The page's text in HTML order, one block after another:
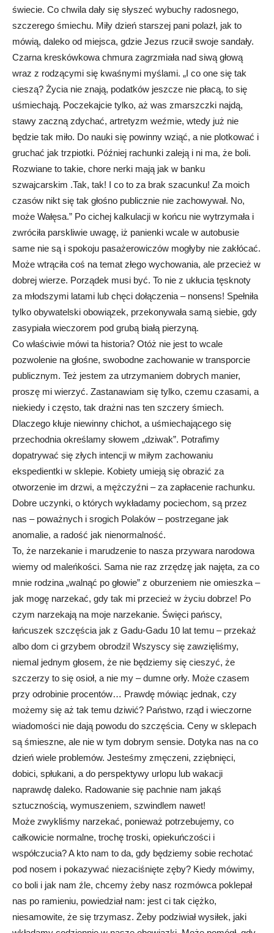
świecie. Co chwila dały się słyszeć wybuchy radosnego,
szczerego śmiechu. Miły dzień starszej pani polazł, jak to
mówią, daleko od miejsca, gdzie Jezus rzucił swoje sandały.
Czarna kreskówkowa chmura zagrzmiała nad siwą głową
wraz z rodzącymi się kwaśnymi myślami. „I co one się tak
cieszą? Życia nie znają, podatków jeszcze nie płacą, to się
uśmiechają. Poczekajcie tylko, aż was zmarszczki najdą,
stawy zaczną zdychać, artretyzm weźmie, wtedy już nie
będzie tak miło. Do nauki się powinny wziąć, a nie plotkować i
gruchać jak trzpiotki. Później rachunki zaleją i ni ma, że boli.
Rozwiane to takie, chore nerki mają jak w banku
szwajcarskim .Tak, tak! I co to za brak szacunku! Za moich
czasów nikt się tak głośno publicznie nie zachowywał. No,
może Wałęsa.” Po cichej kalkulacji w końcu nie wytrzymała i
zwróciła parskliwie uwagę, iż panienki wcale w autobusie
same nie są i spokoju pasażerowiczów mogłyby nie zakłócać.
Może wtrąciła coś na temat złego wychowania, ale przecież w
dobrej wierze. Porządek musi być. To nie z ukłucia tęsknoty
za młodszymi latami lub chęci dołączenia – nonsens! Spełniła
tylko obywatelski obowiązek, przekonywała samą siebie, gdy
zasypiała wieczorem pod grubą białą pierzyną.
Co właściwie mówi ta historia? Otóż nie jest to wcale
pozwolenie na głośne, swobodne zachowanie w transporcie
publicznym. Też jestem za utrzymaniem dobrych manier,
proszę mi wierzyć. Zastanawiam się tylko, czemu czasami, a
niekiedy i często, tak drażni nas ten szczery śmiech.
Dlaczego kłuje niewinny chichot, a uśmiechającego się
przechodnia określamy słowem „dziwak”. Potrafimy
dopatrywać się złych intencji w miłym zachowaniu
ekspedientki w sklepie. Kobiety umieją się obrazić za
otworzenie im drzwi, a mężczyźni – za zapłacenie rachunku.
Dobre uczynki, o których wykładamy pociechom, są przez
nas – poważnych i srogich Polaków – postrzegane jak
anomalie, a radość jak nienormalność.
To, że narzekanie i marudzenie to nasza przywara narodowa
wiemy od maleńkości. Sama nie raz zrzędzę jak najęta, za co
mnie rodzina „walnąć po głowie” z oburzeniem nie omieszka –
jak mogę narzekać, gdy tak mi przecież w życiu dobrze! Po
czym narzekają na moje narzekanie. Święci pańscy,
łańcuszek szczęścia jak z Gadu-Gadu 10 lat temu – przekaż
albo dom ci grzybem obrodzi! Wszyscy się zawzięliśmy,
niemal jednym głosem, że nie będziemy się cieszyć, że
szczerzy to się osioł, a nie my – dumne orły. Może czasem
przy odrobinie procentów… Prawdę mówiąc jednak, czy
możemy się aż tak temu dziwić? Państwo, rząd i wieczorne
wiadomości nie dają powodu do szczęścia. Ceny w sklepach
są śmieszne, ale nie w tym dobrym sensie. Dotyka nas na co
dzień wiele problemów. Jesteśmy zmęczeni, zziębnięci,
dobici, spłukani, a do perspektywy urlopu lub wakacji
naprawdę daleko. Radowanie się pachnie nam jakąś
sztucznością, wymuszeniem, szwindlem nawet!
Może zwykliśmy narzekać, ponieważ potrzebujemy, co
całkowicie normalne, trochę troski, opiekuńczości i
współczucia? A kto nam to da, gdy będziemy sobie rechotać
pod nosem i pokazywać niezaciśnięte zęby? Kiedy mówimy,
co boli i jak nam źle, chcemy żeby nasz rozmówca poklepał
nas po ramieniu, powiedział nam: jest ci tak ciężko,
niesamowite, że się trzymasz. Żeby podziwiał wysiłek, jaki